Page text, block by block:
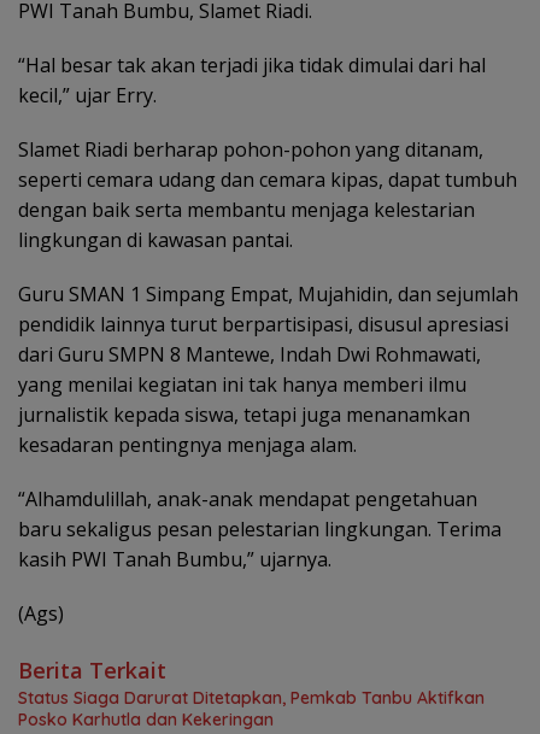
PWI Tanah Bumbu, Slamet Riadi.
“Hal besar tak akan terjadi jika tidak dimulai dari hal
kecil,” ujar Erry.
Slamet Riadi berharap pohon-pohon yang ditanam,
seperti cemara udang dan cemara kipas, dapat tumbuh
dengan baik serta membantu menjaga kelestarian
lingkungan di kawasan pantai.
Guru SMAN 1 Simpang Empat, Mujahidin, dan sejumlah
pendidik lainnya turut berpartisipasi, disusul apresiasi
dari Guru SMPN 8 Mantewe, Indah Dwi Rohmawati,
yang menilai kegiatan ini tak hanya memberi ilmu
jurnalistik kepada siswa, tetapi juga menanamkan
kesadaran pentingnya menjaga alam.
“Alhamdulillah, anak-anak mendapat pengetahuan
baru sekaligus pesan pelestarian lingkungan. Terima
kasih PWI Tanah Bumbu,” ujarnya.
(Ags)
Berita Terkait
Status Siaga Darurat Ditetapkan, Pemkab Tanbu Aktifkan
Posko Karhutla dan Kekeringan